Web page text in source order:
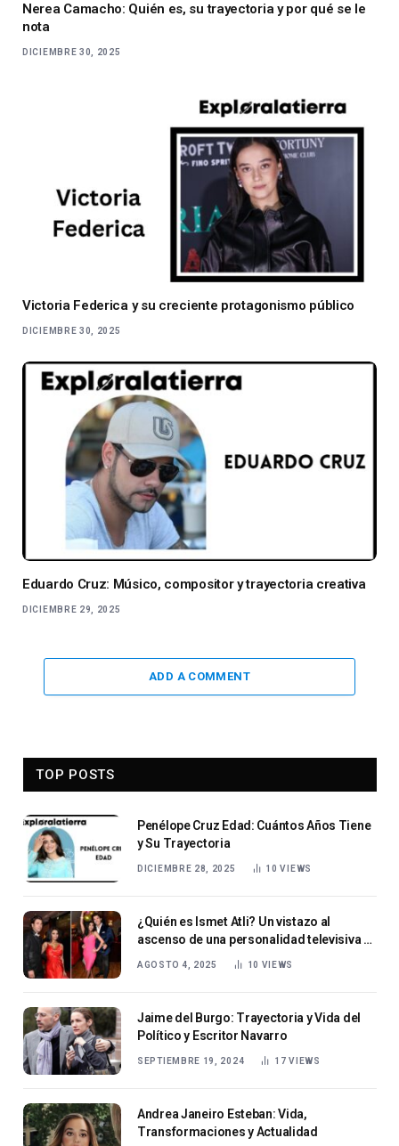
Nerea Camacho: Quién es, su trayectoria y por qué se le
nota
DICIEMBRE 30, 2025
Victoria Federica y su creciente protagonismo público
DICIEMBRE 30, 2025
Eduardo Cruz: Músico, compositor y trayectoria creativa
DICIEMBRE 29, 2025
ADD A COMMENT
TOP POSTS
Penélope Cruz Edad: Cuántos Años Tiene
y Su Trayectoria
DICIEMBRE 28, 2025 10VIEWS
¿Quién es Ismet Atli? Un vistazo al
ascenso de una personalidad televisiva y
AGOSTO 4, 2025 10 VIEWS
Jaime del Burgo: Trayectoria y Vida del
Político y Escritor Navarro
SEPTIEMBRE 19, 2024 17VIEWS
Andrea Janeiro Esteban: Vida,
Transformaciones y Actualidad